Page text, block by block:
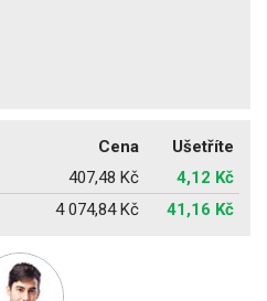
Cena
Ušetříte
407,48 Kč
4,12 Kč
4 074,84 Kč 41,16 Kč